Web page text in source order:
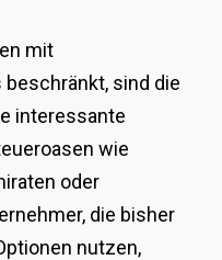
mit
sind die
interessante
wie
oder
die bisher
nutzen,